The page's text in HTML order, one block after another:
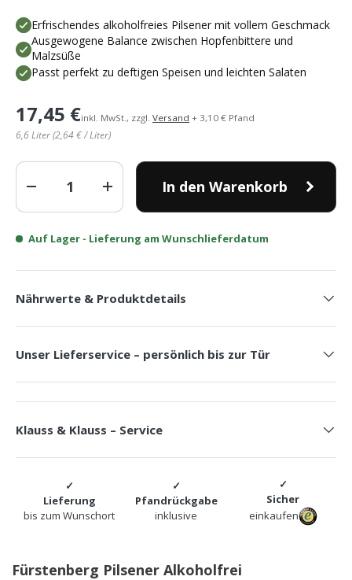
Erfrischendes alkoholfreies Pilsener mit vollem Geschmack
Ausgewogene Balance zwischen Hopfenbittere und
Malzsüße
Passt perfekt zu deftigen Speisen und leichten Salaten
17,45 €
6,6 Liter (2,64 € / Liter)
inkl. MwSt., zzgl. Versand + 3,10 € Pfand
Anzahl
-
+ In den Warenkorb
Auf Lager - Lieferung am Wunschlieferdatum
Nährwerte & Produktdetails
Unser Lieferservice – persönlich bis zur Tür
Klauss & Klauss – Service
Lieferung
bis zum Wunschort
Pfandrückgabe
inklusive
Sicher
einkaufen
Fürstenberg Pilsener Alkoholfrei